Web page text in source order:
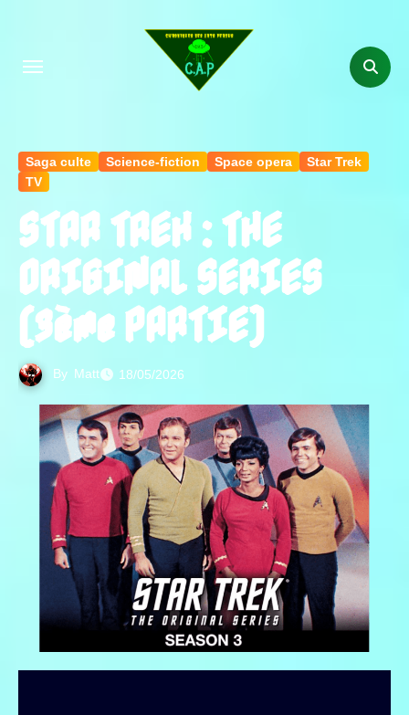
contenu
Saga culte Science-fiction Space opera
Star Trek
TV
STAR TREK : THE
ORIGINAL SERIES
(3ème PARTIE)
By Matt 18/05/2026